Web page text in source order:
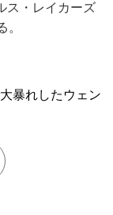
ス・レイカーズ
。
暴れしたウェン